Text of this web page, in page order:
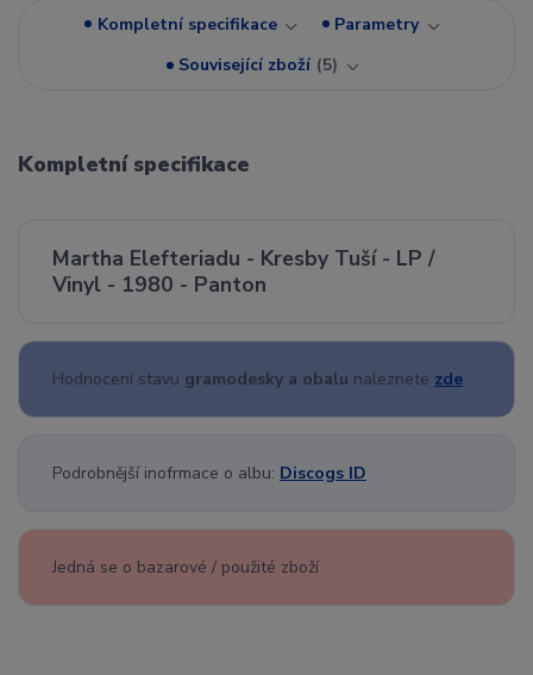
Kompletní specifikace
Parametry
Související zboží 5
Kompletní specifikace
Martha Elefteriadu - Kresby Tuší - LP /
Vinyl - 1980 - Panton
Hodnocení stavu gramodesky a obalu naleznete zde
Podrobnější inofrmace o albu: Discogs ID
Jedná se o bazarové / použité zboží